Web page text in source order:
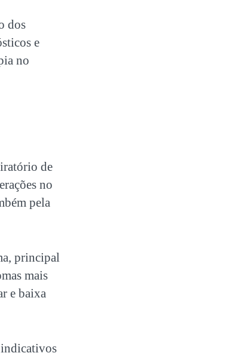
dos
e
no
de
no
pela
principal
mais
e baixa
indicativos